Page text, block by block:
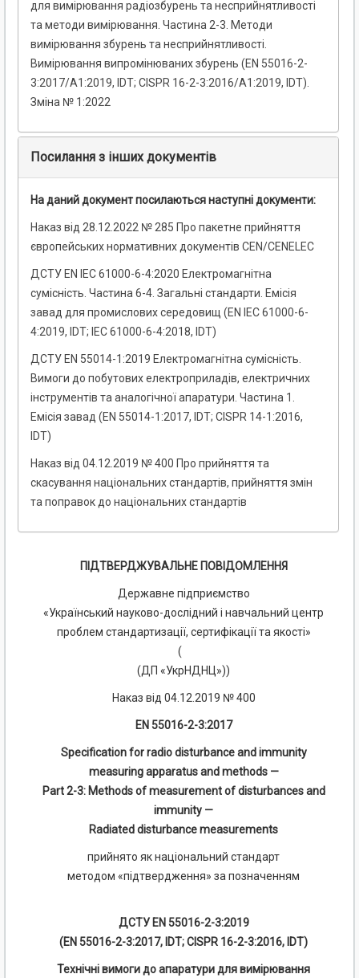
для вимірювання радіозбурень та несприйнятливості
та методи вимірювання. Частина 2-3. Методи
вимірювання збурень та несприйнятливості.
Вимірювання випромінюваних збурень (EN 55016-2-
3:2017/A1:2019, IDT; CISPR 16-2-3:2016/A1:2019, IDT).
Зміна № 1:2022
Посилання з інших документів
На даний документ посилаються наступні документи:
Наказ від 28.12.2022 № 285 Про пакетне прийняття
європейських нормативних документів CEN/CENELEC
ДСТУ EN IEC 61000-6-4:2020 Електромагнітна
сумісність. Частина 6-4. Загальні стандарти. Емісія
завад для промислових середовищ (EN IEC 61000-6-
4:2019, IDT; IEC 61000-6-4:2018, IDT)
ДСТУ EN 55014-1:2019 Електромагнітна сумісність.
Вимоги до побутових електроприладів, електричних
інструментів та аналогічної апаратури. Частина 1.
Емісія завад (EN 55014-1:2017, IDT; CISPR 14-1:2016,
IDT)
Наказ від 04.12.2019 № 400 Про прийняття та
скасування національних стандартів, прийняття змін
та поправок до національних стандартів
ПІДТВЕРДЖУВАЛЬНЕ ПОВІДОМЛЕННЯ
Державне підприємство
«Український науково-дослідний і навчальний центр
проблем стандартизації, сертифікації та якості»
(
(ДП «УкрНДНЦ»))
Наказ від 04.12.2019 № 400
EN 55016-2-3:2017
Specification for radio disturbance and immunity
measuring apparatus and methods —
Part 2-3: Methods of measurement of disturbances and
immunity —
Radiated disturbance measurements
прийнято як національний стандарт
методом «підтвердження» за позначенням
ДСТУ EN 55016-2-3:2019
(EN 55016-2-3:2017, IDT; CISPR 16-2-3:2016, IDT)
Технічні вимоги до апаратури для вимірювання